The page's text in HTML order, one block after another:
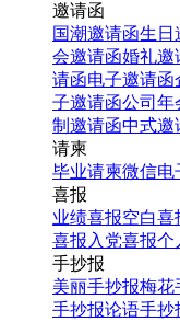
邀请函
国潮邀请函生日
会邀请函婚礼邀
请函电子邀请函
子邀请函公司年
制邀请函中式邀
请柬
毕业请柬微信电
喜报
业绩喜报空白喜
喜报 入党喜报个
手抄报
美丽手抄报梅花
手抄报论语手抄